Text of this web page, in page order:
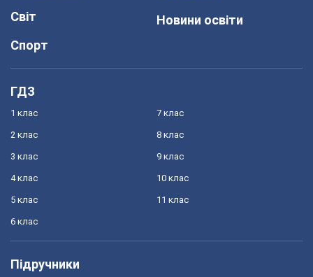
Світ
Спорт
Новини освіти
ГДЗ
1 клас
2 клас
3 клас
4 клас
5 клас
6 клас
7 клас
8 клас
9 клас
10 клас
11 клас
Підручники